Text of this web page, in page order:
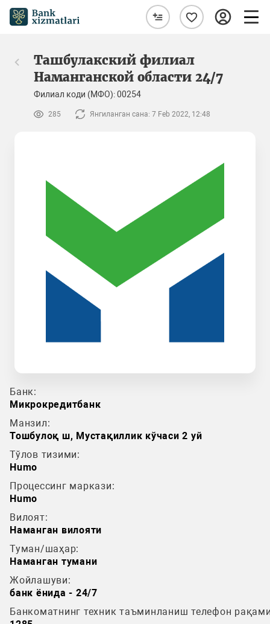
Ташбулакский филиал
Наманганской области 24/7
Филиал коди (МФО): 00254
285 Янгиланган сана: 7 Feb 2022, 12:48
Банк:
Микрокредитбанк
Манзил:
Тошбулоқ ш, Мустақиллик кўчаси 2 уй
Тўлов тизими:
Humo
Процессинг маркази:
Humo
Вилоят:
Наманган вилояти
Туман/шаҳар:
Наманган тумани
Жойлашуви:
банк ёнида - 24/7
Банкоматнинг техник таъминланиш телефон